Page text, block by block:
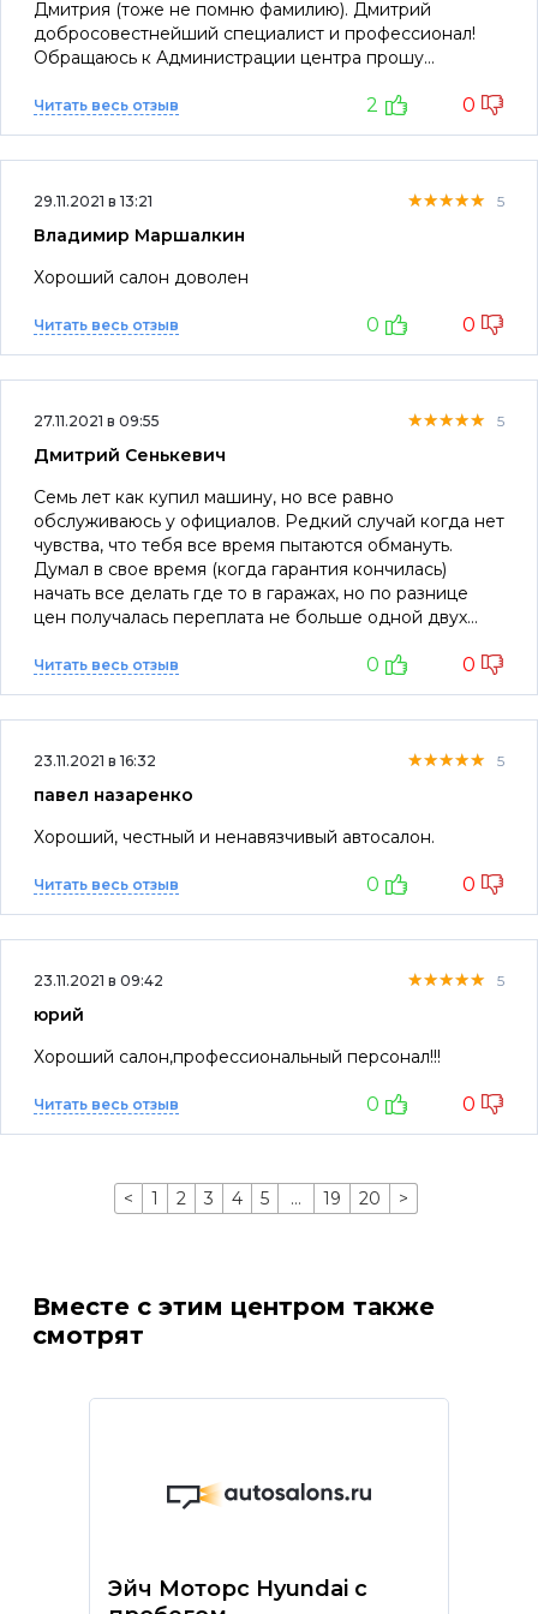
Дмитрия (тоже не помню фамилию). Дмитрий
добросовестнейший специалист и профессионал!
Обращаюсь к Администрации центра прошу
встретишь такое отношение к работе. Огромное
спасибо.
Читать весь отзыв 2 0
29.11.2021 в 13:21 ★★★★★
★★★★★
★★★★★ 5
Владимир Маршалкин
Хороший салон доволен
Читать весь отзыв 0 0
27.11.2021 в 09:55 ★★★★★
★★★★★
★★★★★ 5
Дмитрий Сенькевич
Семь лет как купил машину, но все равно
обслуживаюсь у официалов. Редкий случай когда нет
чувства, что тебя все время пытаются обмануть.
Думал в свое время (когда гарантия кончилась)
начать все делать где то в гаражах, но по разнице
цен получалась переплата не больше одной двух
вызывной компании. В общем норм салон. Мне
нравится. Кстати не знаю как сейчас, но семь лет
Мультимедиа только у них взял навороченную.
Читать весь отзыв 0 0
23.11.2021 в 16:32 ★★★★★
★★★★★
★★★★★ 5
павел назаренко
Хороший, честный и ненавязчивый автосалон.
Читать весь отзыв 0 0
23.11.2021 в 09:42 ★★★★★
★★★★★
★★★★★ 5
юрий
Хороший салон,профессиональный персонал!!!
Читать весь отзыв 0 0
< 1 2 3 4 5 … 19 20 >
Вместе с этим центром также
смотрят
Эйч Моторс Hyundai с